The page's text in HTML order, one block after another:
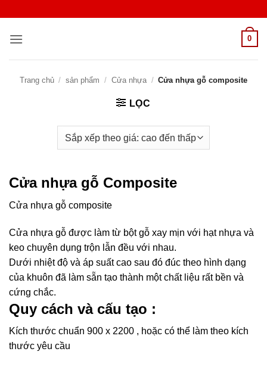
nội
0
Trang chủ / sản phẩm / Cửa nhựa / Cửa nhựa gỗ composite
LỌC
Cửa nhựa gỗ Composite
Cửa nhựa gỗ composite
Cửa nhựa gỗ được làm từ bột gỗ xay mịn với hạt nhựa và
keo chuyên dụng trộn lẫn đều với nhau.
Dưới nhiệt độ và áp suất cao sau đó đúc theo hình dạng
của khuôn đã làm sẵn tạo thành một chất liệu rất bền và
cứng chắc.
Quy cách và cấu tạo :
Kích thước chuẩn 900 x 2200 , hoặc có thể làm theo kích
thước yêu cầu